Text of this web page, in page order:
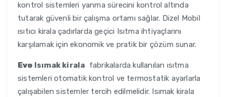
kontrol sistemleri yanma sürecini kontrol altında
tutarak güvenli bir çalışma ortamı sağlar. Dizel Mobil
ısıtıcı kirala çadırlarda geçici Isıtma ihtiyaçlarını
karşılamak için ekonomik ve pratik bir çözüm sunar.
Evo Isımak kirala fabrikalarda kullanılan ısıtma
sistemleri otomatik kontrol ve termostatik ayarlarla
çalışabilen sistemler tercih edilmelidir. Isımak kirala